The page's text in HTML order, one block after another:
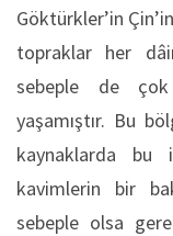
Göktürkler’in
topraklar her
sebeple de çok
yaşamıştır. Bu
kaynaklarda bu
kavimlerin bir
sebeple olsa